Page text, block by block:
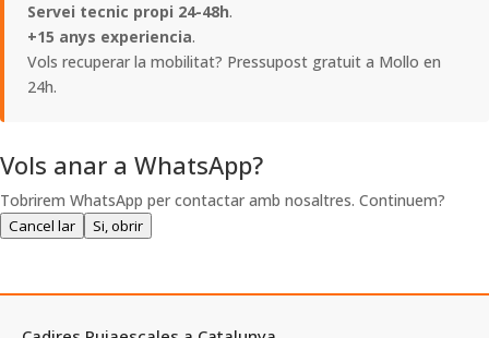
Servei tecnic propi 24-48h.
+15 anys experiencia.
Vols recuperar la mobilitat? Pressupost gratuit a Mollo en
24h.
Vols anar a WhatsApp?
Tobrirem WhatsApp per contactar amb nosaltres. Continuem?
Cancel lar Si, obrir